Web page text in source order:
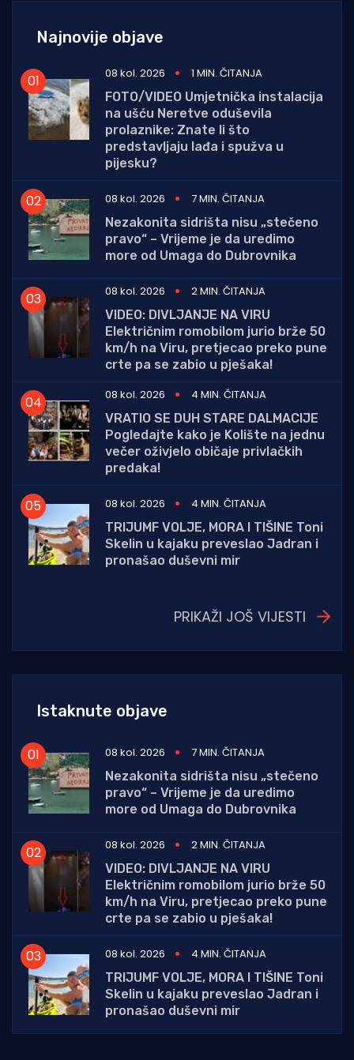
Najnovije objave
08 kol. 2026
1 MIN. ČITANJA
FOTO/VIDEO Umjetnička instalacija
na ušću Neretve oduševila
prolaznike: Znate li što
predstavljaju lađa i spužva u
pijesku?
08 kol. 2026
7 MIN. ČITANJA
Nezakonita sidrišta nisu „stečeno
pravo“ – Vrijeme je da uredimo
more od Umaga do Dubrovnika
08 kol. 2026
2 MIN. ČITANJA
VIDEO: DIVLJANJE NA VIRU
Električnim romobilom jurio brže 50
km/h na Viru, pretjecao preko pune
crte pa se zabio u pješaka!
08 kol. 2026
4 MIN. ČITANJA
VRATIO SE DUH STARE DALMACIJE
Pogledajte kako je Kolište na jednu
večer oživjelo običaje privlačkih
predaka!
08 kol. 2026
4 MIN. ČITANJA
TRIJUMF VOLJE, MORA I TIŠINE Toni
Skelin u kajaku preveslao Jadran i
pronašao duševni mir
PRIKAŽI JOŠ VIJESTI
Istaknute objave
08 kol. 2026
7 MIN. ČITANJA
Nezakonita sidrišta nisu „stečeno
pravo“ – Vrijeme je da uredimo
more od Umaga do Dubrovnika
08 kol. 2026
2 MIN. ČITANJA
VIDEO: DIVLJANJE NA VIRU
Električnim romobilom jurio brže 50
km/h na Viru, pretjecao preko pune
crte pa se zabio u pješaka!
08 kol. 2026
4 MIN. ČITANJA
TRIJUMF VOLJE, MORA I TIŠINE Toni
Skelin u kajaku preveslao Jadran i
pronašao duševni mir